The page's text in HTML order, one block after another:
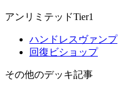
アンリミテッドTier1
ハンドレスヴァンプ
回復ビショップ
その他のデッキ記事